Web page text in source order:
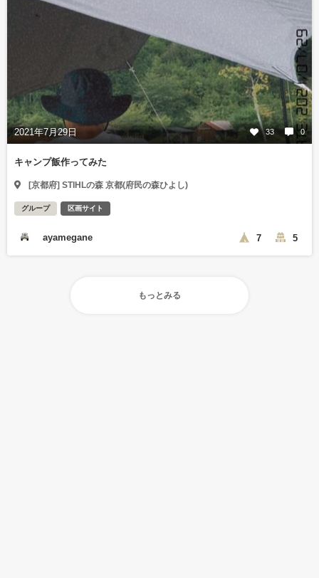
2021年7月29日 33 0
キャンプ飯作ってみた
[京都府] STIHLの森 京都(府民の森ひよし)
グループ 区画サイト
ayamegane 7 5
もっとみる